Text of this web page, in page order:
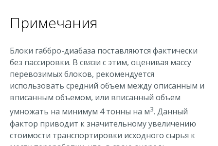
Примечания
Блоки габбро-диабаза поставляются фактически
без пассировки. В связи с этим, оценивая массу
перевозимых блоков, рекомендуется
использовать средний объем между описанным и
вписанным объемом, или вписанный объем
умножать на минимум 4 тонны на м3. Данный
фактор приводит к значительному увеличению
стоимости транспортировки исходного сырья к